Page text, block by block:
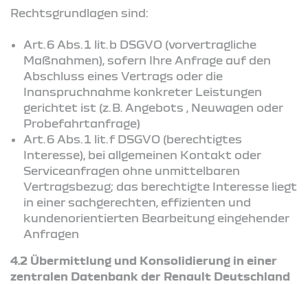
Rechtsgrundlagen sind:
Art. 6 Abs. 1 lit. b DSGVO (vorvertragliche
Maßnahmen), sofern Ihre Anfrage auf den
Abschluss eines Vertrags oder die
Inanspruchnahme konkreter Leistungen
gerichtet ist (z. B. Angebots , Neuwagen oder
Probefahrtanfrage)
Art. 6 Abs. 1 lit. f DSGVO (berechtigtes
Interesse), bei allgemeinen Kontakt oder
Serviceanfragen ohne unmittelbaren
Vertragsbezug; das berechtigte Interesse liegt
in einer sachgerechten, effizienten und
kundenorientierten Bearbeitung eingehender
Anfragen
4.2 Übermittlung und Konsolidierung in einer
zentralen Datenbank der Renault Deutschland